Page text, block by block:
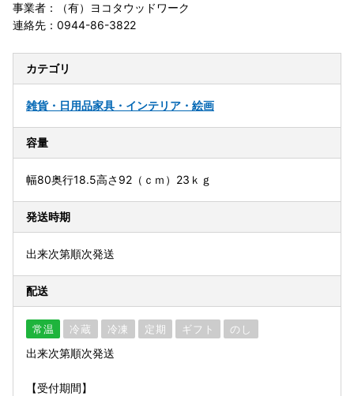
事業者：（有）ヨコタウッドワーク
連絡先：0944-86-3822
カテゴリ
雑貨・日用品家具・インテリア・絵画
容量
幅80奥行18.5高さ92（ｃｍ）23ｋｇ
発送時期
出来次第順次発送
配送
常温 冷蔵 冷凍 定期 ギフト のし
出来次第順次発送
【受付期間】